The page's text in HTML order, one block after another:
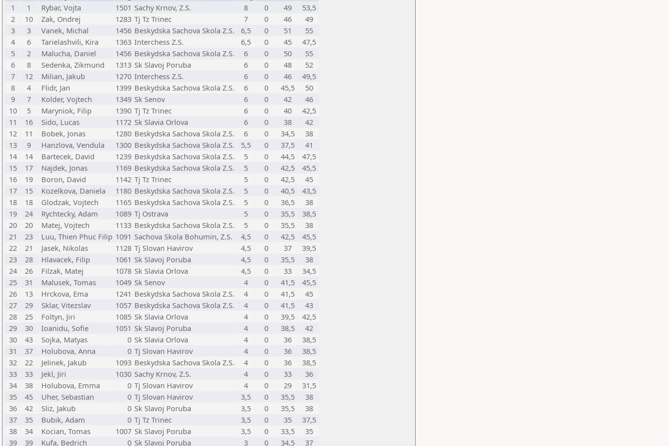
1
1 Rybar, Vojta 1501 Sachy Krnov, Z.S. 8 0 49
53,5
2
10 Zak, Ondrej 1283 Tj Tz Trinec 7 0 46
49
3
3 Vanek, Michal 1456 Beskydska Sachova Skola Z.S. 6,5 0 51
55
4
6 Tarielashvili, Kira 1363 Interchess Z.S. 6,5 0 45
47,5
5
2 Malucha, Daniel 1456 Beskydska Sachova Skola Z.S. 6 0 50
55
6
8 Sedenka, Zikmund 1313 Sk Slavoj Poruba 6 0 48
52
7
12 Milian, Jakub 1270 Interchess Z.S. 6 0 46
49,5
8
4 Flidr, Jan 1399 Beskydska Sachova Skola Z.S. 6 0 45,5
50
9
7 Kolder, Vojtech 1349 Sk Senov 6 0 42
46
10
5 Maryniok, Filip 1390 Tj Tz Trinec 6 0 40
42,5
11
16 Sido, Lucas 1172 Sk Slavia Orlova 6 0 38
42
12
11 Bobek, Jonas 1280 Beskydska Sachova Skola Z.S. 6 0 34,5
38
13
9 Hanzlova, Vendula 1300 Beskydska Sachova Skola Z.S. 5,5 0 37,5
41
14
14 Bartecek, David 1239 Beskydska Sachova Skola Z.S. 5 0 44,5
47,5
15
17 Najdek, Jonas 1169 Beskydska Sachova Skola Z.S. 5 0 42,5
45,5
16
19 Boron, David 1142 Tj Tz Trinec 5 0 42,5
45
17
15 Kozelkova, Daniela 1180 Beskydska Sachova Skola Z.S. 5 0 40,5
43,5
18
18 Glodzak, Vojtech 1165 Beskydska Sachova Skola Z.S. 5 0 36,5
38
19
24 Rychtecky, Adam 1089 Tj Ostrava 5 0 35,5
38,5
20
20 Matej, Vojtech 1133 Beskydska Sachova Skola Z.S. 5 0 35,5
38
21
23 Luu, Thien Phuc Filip 1091 Sachova Skola Bohumin, Z.S. 4,5 0 42,5
45,5
22
21 Jasek, Nikolas 1128 Tj Slovan Havirov 4,5 0 37
39,5
23
28 Hlavacek, Filip 1061 Sk Slavoj Poruba 4,5 0 35,5
38
24
26 Filzak, Matej 1078 Sk Slavia Orlova 4,5 0 33
34,5
25
31 Malusek, Tomas 1049 Sk Senov 4 0 41,5
45,5
26
13 Hrckova, Ema 1241 Beskydska Sachova Skola Z.S. 4 0 41,5
45
27
29 Sklar, Vitezslav 1057 Beskydska Sachova Skola Z.S. 4 0 41,5
43
28
25 Foltyn, Jiri 1085 Sk Slavia Orlova 4 0 39,5
42,5
29
30 Ioanidu, Sofie 1051 Sk Slavoj Poruba 4 0 38,5
42
30
43 Sojka, Matyas 0 Sk Slavia Orlova 4 0 36
38,5
31
37 Holubova, Anna 0 Tj Slovan Havirov 4 0 36
38,5
32
22 Jelinek, Jakub 1093 Beskydska Sachova Skola Z.S. 4 0 36
38,5
33
33 Jekl, Jiri 1030 Sachy Krnov, Z.S. 4 0 33
36
34
38 Holubova, Emma 0 Tj Slovan Havirov 4 0 29
31,5
35
45 Uher, Sebastian 0 Tj Slovan Havirov 3,5 0 35,5
38
36
42 Sliz, Jakub 0 Sk Slavoj Poruba 3,5 0 35,5
38
37
35 Bubik, Adam 0 Tj Tz Trinec 3,5 0 35
37,5
38
34 Kocian, Tomas 1007 Sk Slavoj Poruba 3,5 0 33,5
35
39
39 Kufa, Bedrich 0 Sk Slavoj Poruba 3 0 34,5 37